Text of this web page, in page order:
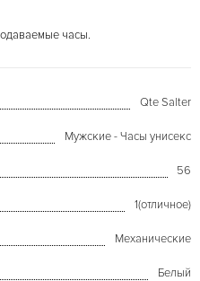
часы.
Qte Salter
Мужские - Часы унисекс
56
1(отличное)
Механические
Белый